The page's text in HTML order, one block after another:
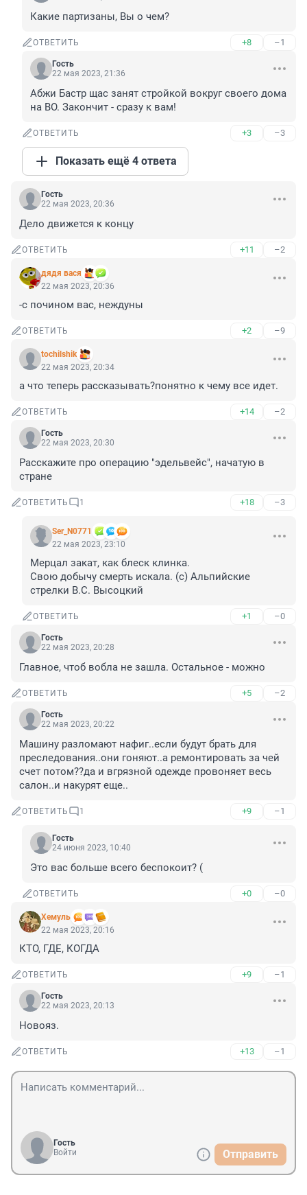
Какие партизаны, Вы о чем?
ОТВЕТИТЬ +8 –1
Гость
22 мая 2023, 21:36
Абжи Бастр щас занят стройкой вокруг своего дома
на ВО. Закончит - сразу к вам!
ОТВЕТИТЬ +3 –3
Показать ещё 4 ответа
Гость
22 мая 2023, 20:36
Дело движется к концу
ОТВЕТИТЬ +11 –2
дядя вася
22 мая 2023, 20:36
-с почином вас, неждуны
ОТВЕТИТЬ +2 –9
tochilshik
22 мая 2023, 20:34
а что теперь рассказывать?понятно к чему все идет.
ОТВЕТИТЬ +14 –2
Гость
22 мая 2023, 20:30
Расскажите про операцию "эдельвейс", начатую в
стране
ОТВЕТИТЬ 1 +18 –3
Ser_N0771
22 мая 2023, 23:10
Мерцал закат, как блеск клинка.
Свою добычу смерть искала. (с) Альпийские
стрелки В.С. Высоцкий
ОТВЕТИТЬ +1 –0
Гость
22 мая 2023, 20:28
Главное, чтоб вобла не зашла. Остальное - можно
ОТВЕТИТЬ +5 –2
Гость
22 мая 2023, 20:22
Машину разломают нафиг..если будут брать для
преследования..они гоняют..а ремонтировать за чей
счет потом??да и вгрязной одежде провоняет весь
салон..и накурят еще..
ОТВЕТИТЬ 1 +9 –1
Гость
24 июня 2023, 10:40
Это вас больше всего беспокоит? (
ОТВЕТИТЬ +0 –0
Xемуль
22 мая 2023, 20:16
КТО, ГДЕ, КОГДА
ОТВЕТИТЬ +9 –1
Гость
22 мая 2023, 20:13
Новояз.
ОТВЕТИТЬ +13 –1
Гость
Войти
Отправить